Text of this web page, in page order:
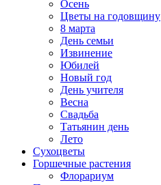
Осень
Цветы на годовщину
8 марта
День семьи
Извинение
Юбилей
Новый год
День учителя
Весна
Свадьба
Татьянин день
Лето
Сухоцветы
Горшечные растения
Флорариум